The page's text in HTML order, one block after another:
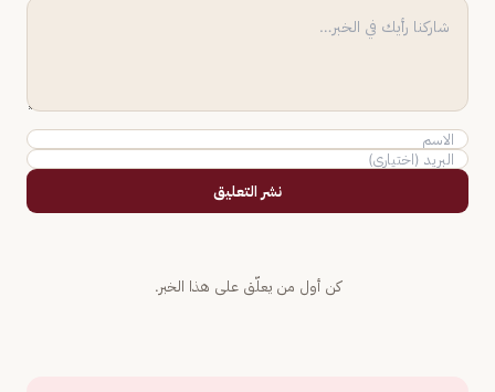
نشر التعليق
كن أول من يعلّق على هذا الخبر.